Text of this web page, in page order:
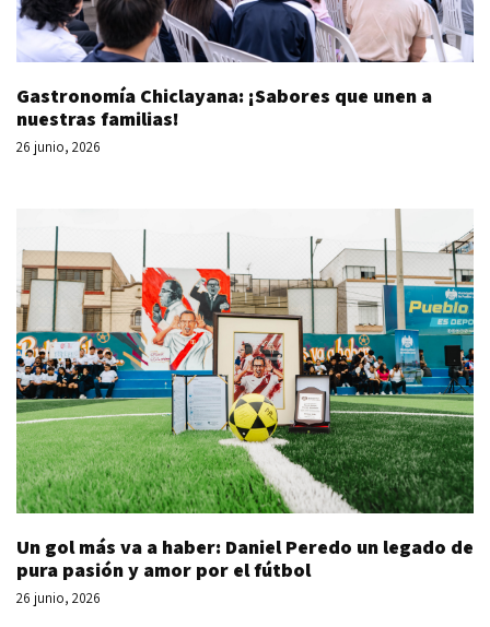
Gastronomía Chiclayana: ¡Sabores que unen a
nuestras familias!
26 junio, 2026
Un gol más va a haber: Daniel Peredo un legado de
pura pasión y amor por el fútbol
26 junio, 2026